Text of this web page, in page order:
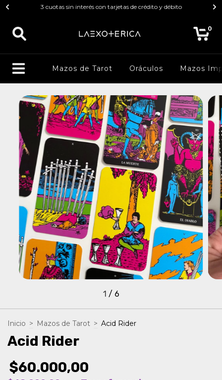
3 cuotas sin interés con tarjetas de crédito y débito
0
Mazos de Tarot Oráculos Mazos
1 / 6
Inicio > Mazos de Tarot > Acid Rider
Acid Rider
$60.000,00